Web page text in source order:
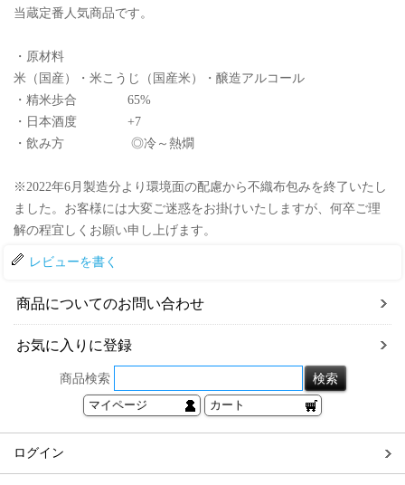
当蔵定番人気商品です。
・原材料
米（国産）・米こうじ（国産米）・醸造アルコール
・精米歩合 65%
・日本酒度 +7
・飲み方 ◎冷～熱燗
※2022年6月製造分より環境面の配慮から不織布包みを終了いたし
ました。お客様には大変ご迷惑をお掛けいたしますが、何卒ご理
解の程宜しくお願い申し上げます。
レビューを書く
商品についてのお問い合わせ
お気に入りに登録
商品検索
マイページ カート
ログイン